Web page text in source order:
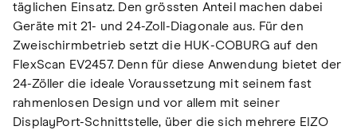
täglichen Einsatz. Den grössten Anteil machen dabei
Geräte mit 21- und 24-Zoll-Diagonale aus. Für den
Zweischirmbetrieb setzt die HUK-COBURG auf den
FlexScan EV2457. Denn für diese Anwendung bietet der
24-Zöller die ideale Voraussetzung mit seinem fast
rahmenlosen Design und vor allem mit seiner
DisplayPort-Schnittstelle, über die sich mehrere EIZO